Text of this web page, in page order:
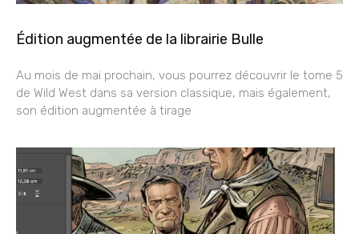
Édition augmentée de la librairie Bulle
Au mois de mai prochain, vous pourrez découvrir le tome 5
de Wild West dans sa version classique, mais également,
son édition augmentée à tirage